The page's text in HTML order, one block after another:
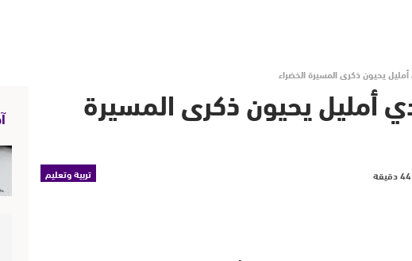
أمليل يحيون ذكرى المسيرة الخضراء
أمليل يحيون ذكرى المسيرة
تربية وتعليم